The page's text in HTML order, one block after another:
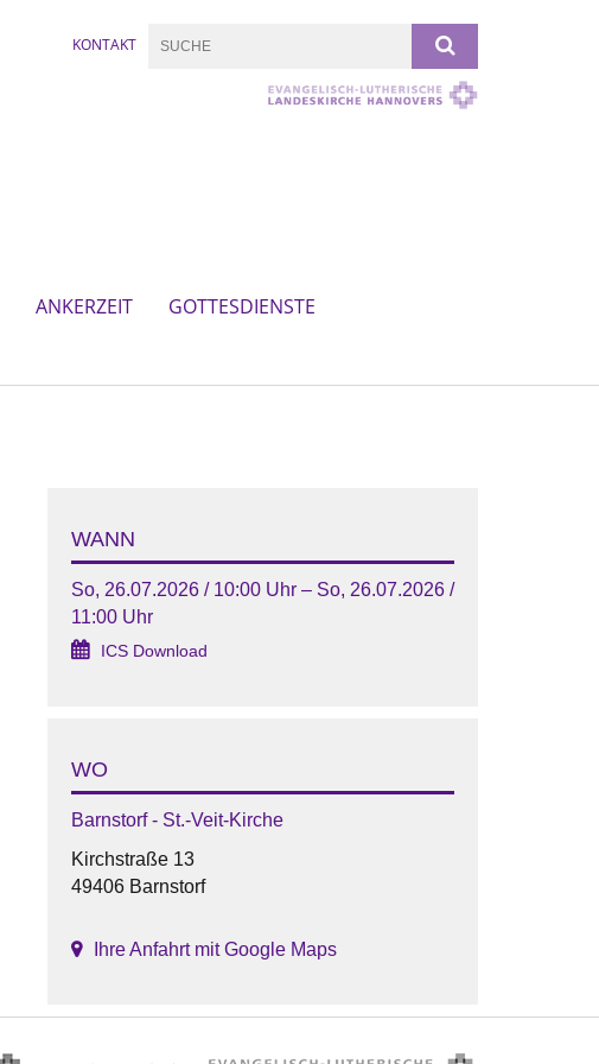
KONTAKT
ANKERZEIT
GOTTESDIENSTE
WANN
So, 26.07.2026 / 10:00 Uhr – So, 26.07.2026 /
11:00 Uhr
ICS Download
WO
Barnstorf - St.-Veit-Kirche
Kirchstraße 13
49406 Barnstorf
Ihre Anfahrt mit Google Maps